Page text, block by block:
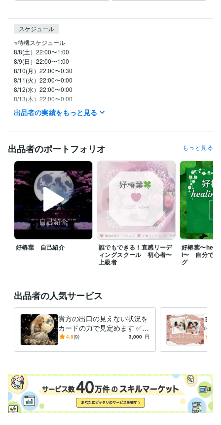
スケジュール
⭐️待機スケジュール
8/8(土）22:00〜1:00
8/9(日）22:00〜1:00
8/10(月）22:00〜0:30
8/11(火）22:00〜0:00
8/12(水）22:00〜0:00
8/13(木）22:00〜0:00
8/７(金）22:00〜1:30
※待機開始時間は前後することがあります。
⭐️メッセージいただけたら優先いたします
⭐️平日は、基本的に
２２：００以降からの待機です
⭐️土日祝は、イレギュラーに対応です
⭐️待機中はお問い合わせなくお電話可能です！
⭐️チャットは基本的に回数での
カウントとさせていただきます。
⭐️待機中でなくてもメッセージにて
調整可能な場合はありますが、
平日は夜のみ対応となります。
⭐️待機中でも内容によっては、
ご了承くださいませ♡
⭐︎お一人お一人の
「心」に寄り添って
精一杯対応させていただきます♡
⭐︎その他
・ご予約の場合はできる限り日時の調整を
しますので、お気軽にご相談ください。
それでは、心より
出品者の実績をもっと見る
出品者のポートフォリオ もっと見る
好椿葉 自己紹介
誰でもできる！直感リーデ
ィングスクール 初心者〜
上級者
好椿葉〜
l〜 自分で簡
グ
出品者の人気サービス
貴方の出口の見えない状況を
カードの力で見定めます ✅ア
カシックレコードとオラクル
す！
4.9(9) 3,000 円
あな
特別
恋愛